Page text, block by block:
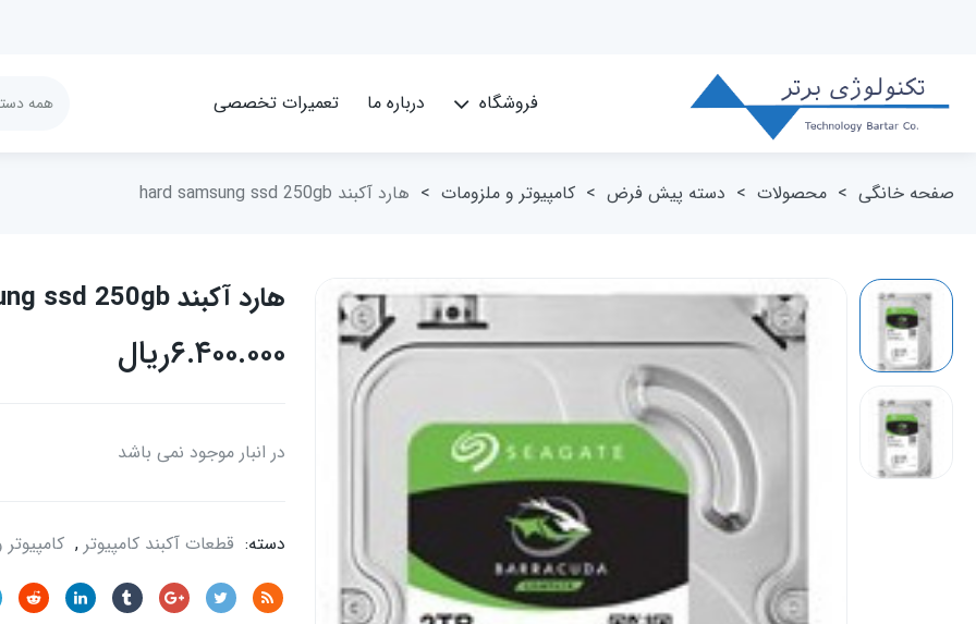
فروشگاه درباره ما تعمیرات تخصصی
صفحه خانگی > محصولات > دسته پیش فرض > کامپیوتر و ملزومات > هارد آکبند hard samsung ssd 250gb
هارد آکبند hard samsung ssd 250gb
ریال۶.۴۰۰.۰۰۰
در انبار موجود نمی باشد
دسته: قطعات آکبند کامپیوتر ,